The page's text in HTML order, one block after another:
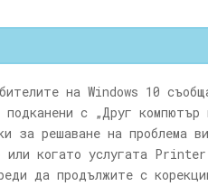
на Windows 10
с „Друг
за решаване на проблема
или когато услугата
да продължите с